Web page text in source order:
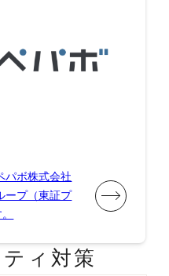
パボ株式会社
ープ（東証プ
ィ対策